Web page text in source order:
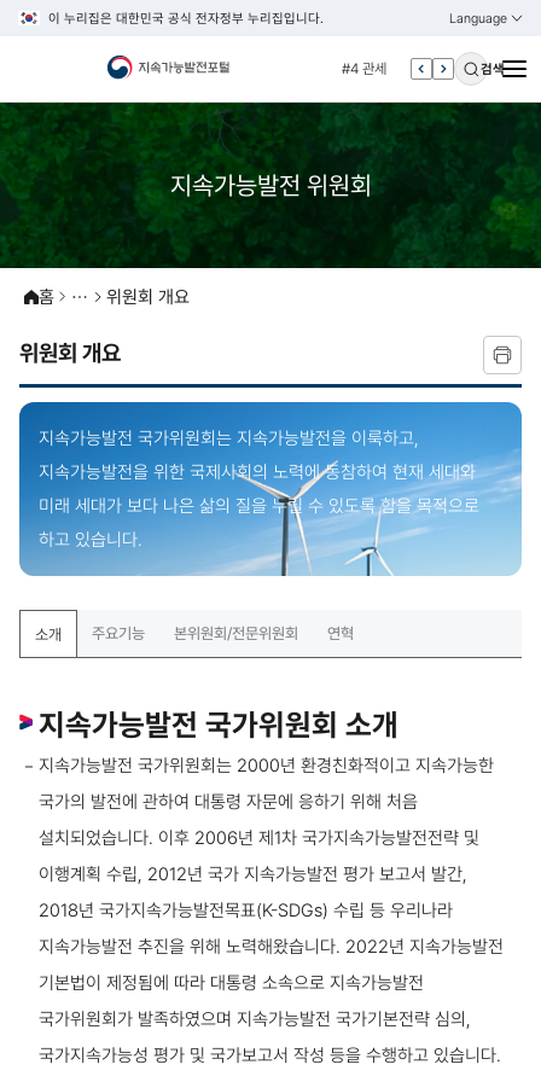
이 누리집은 대한민국 공식 전자정부 누리집입니다. Language
열기
KOREAN
ENGLISH
#4 관세
#5 esg
#6 빈곤
#7 un
#7 un
검색
지속가능발전 위원회
홈 위원회 개요
위원회 개요
지속가능발전 국가위원회는 지속가능발전을 이룩하고,
지속가능발전을 위한 국제사회의 노력에 동참하여 현재 세대와
미래 세대가 보다 나은 삶의 질을 누릴 수 있도록 함을 목적으로
하고 있습니다.
소개 주요기능 본위원회/전문위원회 연혁
지속가능발전 국가위원회 소개
지속가능발전 국가위원회는 2000년 환경친화적이고 지속가능한
국가의 발전에 관하여 대통령 자문에 응하기 위해 처음
설치되었습니다. 이후 2006년 제1차 국가지속가능발전전략 및
이행계획 수립, 2012년 국가 지속가능발전 평가 보고서 발간,
2018년 국가지속가능발전목표(K-SDGs) 수립 등 우리나라
지속가능발전 추진을 위해 노력해왔습니다. 2022년 지속가능발전
기본법이 제정됨에 따라 대통령 소속으로 지속가능발전
국가위원회가 발족하였으며 지속가능발전 국가기본전략 심의,
국가지속가능성 평가 및 국가보고서 작성 등을 수행하고 있습니다.